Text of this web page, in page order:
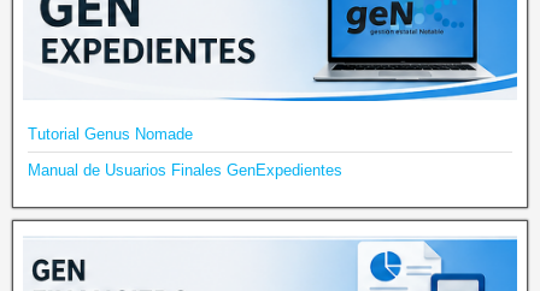
Tutorial Genus Nomade
Manual de Usuarios Finales GenExpedientes